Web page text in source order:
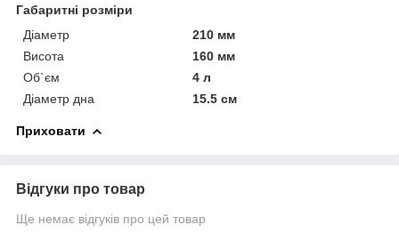
Габаритні розміри
Діаметр
210 мм
Висота
160 мм
Об`єм
4 л
Діаметр дна
15.5 см
Приховати
Відгуки про товар
Ще немає відгуків про цей товар